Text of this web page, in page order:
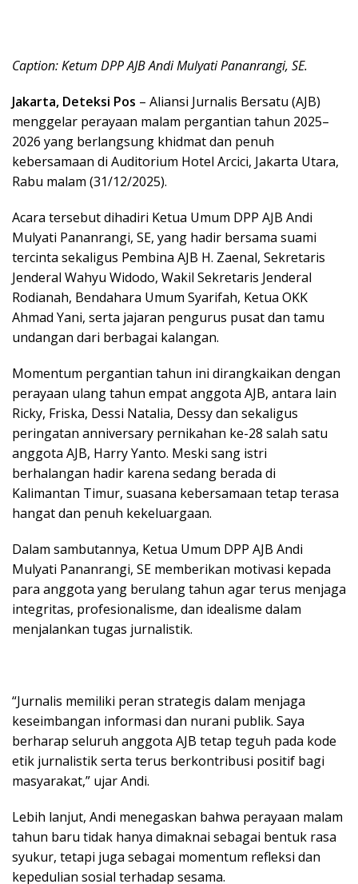
Caption: Ketum DPP AJB Andi Mulyati Pananrangi, SE.
Jakarta, Deteksi Pos – Aliansi Jurnalis Bersatu (AJB)
menggelar perayaan malam pergantian tahun 2025–
2026 yang berlangsung khidmat dan penuh
kebersamaan di Auditorium Hotel Arcici, Jakarta Utara,
Rabu malam (31/12/2025).
Acara tersebut dihadiri Ketua Umum DPP AJB Andi
Mulyati Pananrangi, SE, yang hadir bersama suami
tercinta sekaligus Pembina AJB H. Zaenal, Sekretaris
Jenderal Wahyu Widodo, Wakil Sekretaris Jenderal
Rodianah, Bendahara Umum Syarifah, Ketua OKK
Ahmad Yani, serta jajaran pengurus pusat dan tamu
undangan dari berbagai kalangan.
Momentum pergantian tahun ini dirangkaikan dengan
perayaan ulang tahun empat anggota AJB, antara lain
Ricky, Friska, Dessi Natalia, Dessy dan sekaligus
peringatan anniversary pernikahan ke-28 salah satu
anggota AJB, Harry Yanto. Meski sang istri
berhalangan hadir karena sedang berada di
Kalimantan Timur, suasana kebersamaan tetap terasa
hangat dan penuh kekeluargaan.
Dalam sambutannya, Ketua Umum DPP AJB Andi
Mulyati Pananrangi, SE memberikan motivasi kepada
para anggota yang berulang tahun agar terus menjaga
integritas, profesionalisme, dan idealisme dalam
menjalankan tugas jurnalistik.
“Jurnalis memiliki peran strategis dalam menjaga
keseimbangan informasi dan nurani publik. Saya
berharap seluruh anggota AJB tetap teguh pada kode
etik jurnalistik serta terus berkontribusi positif bagi
masyarakat,” ujar Andi.
Lebih lanjut, Andi menegaskan bahwa perayaan malam
tahun baru tidak hanya dimaknai sebagai bentuk rasa
syukur, tetapi juga sebagai momentum refleksi dan
kepedulian sosial terhadap sesama.